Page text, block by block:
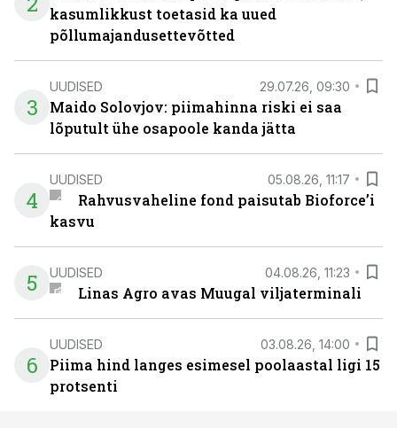
kasumlikkust toetasid ka uued
põllumajandusettevõtted
3
UUDISED 29.07.26, 09:30
Maido Solovjov: piimahinna riski ei saa
lõputult ühe osapoole kanda jätta
4
UUDISED 05.08.26, 11:17
Rahvusvaheline fond paisutab Bioforce’i
kasvu
5 UUDISED 04.08.26, 11:23
Linas Agro avas Muugal viljaterminali
6
UUDISED 03.08.26, 14:00
Piima hind langes esimesel poolaastal ligi 15
protsenti